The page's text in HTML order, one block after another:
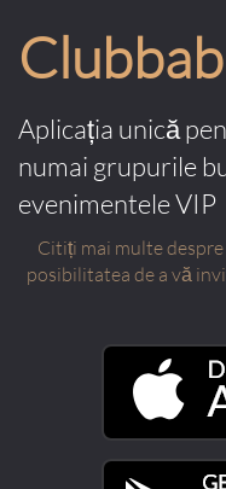
Aplicația unică
numai grupurile
evenimentele VIP
Citiți mai multe
posibilitatea de a vă